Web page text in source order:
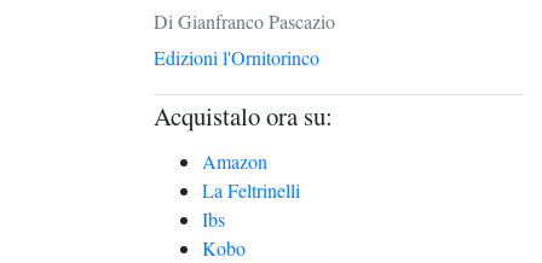
Di Gianfranco Pascazio
Edizioni l'Ornitorinco
Acquistalo ora su:
Amazon
La Feltrinelli
Ibs
Kobo